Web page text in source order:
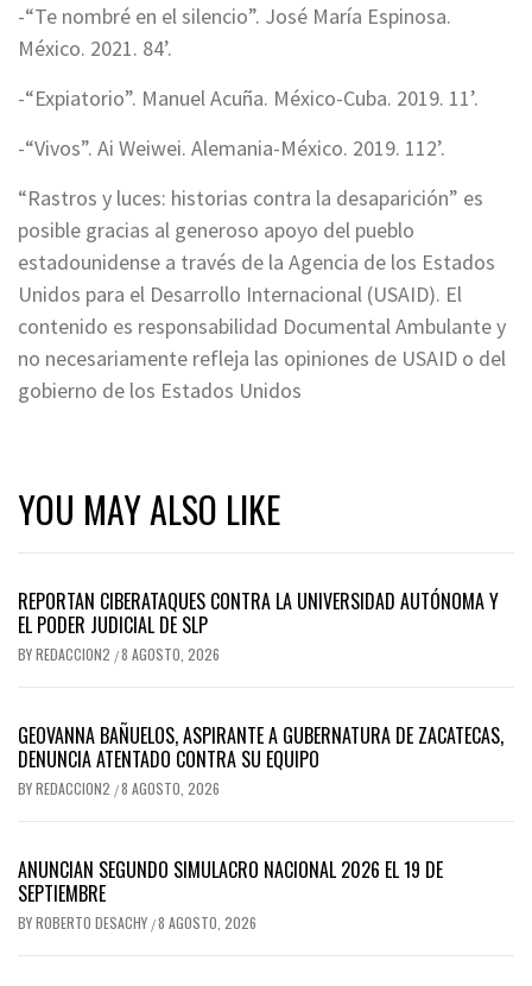
-“Te nombré en el silencio”. José María Espinosa.
México. 2021. 84’.
-“Expiatorio”. Manuel Acuña. México-Cuba. 2019. 11’.
-“Vivos”. Ai Weiwei. Alemania-México. 2019. 112’.
“Rastros y luces: historias contra la desaparición” es
posible gracias al generoso apoyo del pueblo
estadounidense a través de la Agencia de los Estados
Unidos para el Desarrollo Internacional (USAID). El
contenido es responsabilidad Documental Ambulante y
no necesariamente refleja las opiniones de USAID o del
gobierno de los Estados Unidos
YOU MAY ALSO LIKE
REPORTAN CIBERATAQUES CONTRA LA UNIVERSIDAD AUTÓNOMA Y
EL PODER JUDICIAL DE SLP
BYREDACCION2 /8 AGOSTO, 2026
GEOVANNA BAÑUELOS, ASPIRANTE A GUBERNATURA DE ZACATECAS,
DENUNCIA ATENTADO CONTRA SU EQUIPO
BYREDACCION2 /8 AGOSTO, 2026
ANUNCIAN SEGUNDO SIMULACRO NACIONAL 2026 EL 19 DE
SEPTIEMBRE
BYROBERTO DESACHY /8 AGOSTO, 2026